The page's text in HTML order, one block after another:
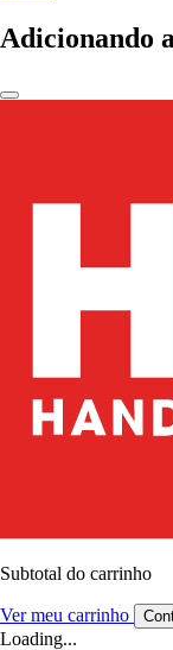
Adicionando
Subtotal do carrinho
Ver meu carrinho
Loading...